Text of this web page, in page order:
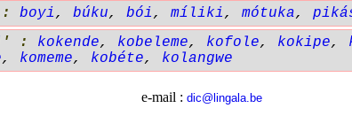
: boyi, búku, bói, míliki, mótuka,
' : kokende, kobeleme, kofole, kokipe,
, komeme, kobéte, kolangwe
e-mail : dic@lingala.be